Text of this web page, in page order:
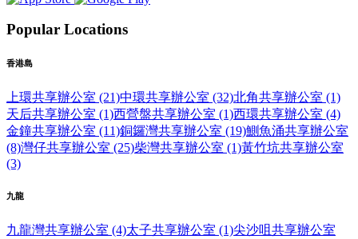
Popular Locations
香港島
上環共享辦公室 (21)中環共享辦公室 (32)北角共享辦公室 (1)
天后共享辦公室 (1)西營盤共享辦公室 (1)西環共享辦公室 (4)
金鐘共享辦公室 (11)銅鑼灣共享辦公室 (19)鰂魚涌共享辦公室
(8)灣仔共享辦公室 (25)柴灣共享辦公室 (1)黃竹坑共享辦公室
(3)
九龍
九龍灣共享辦公室 (4)太子共享辦公室 (1)尖沙咀共享辦公室